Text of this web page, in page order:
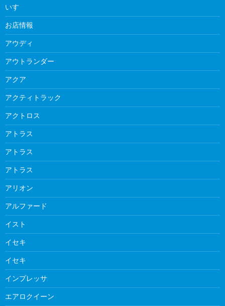
いすゞ
お店情報
アウディ
アウトランダー
アクア
アクティトラック
アクトロス
アトラス
アトラス
アトラス
アリオン
アルファード
イスト
イセキ
イセキ
インプレッサ
エアロクイーン